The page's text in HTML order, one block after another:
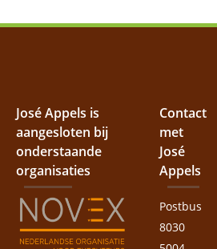
José Appels is
aangesloten bij
onderstaande
organisaties
Contact
met
José
Appels
Postbus
8030